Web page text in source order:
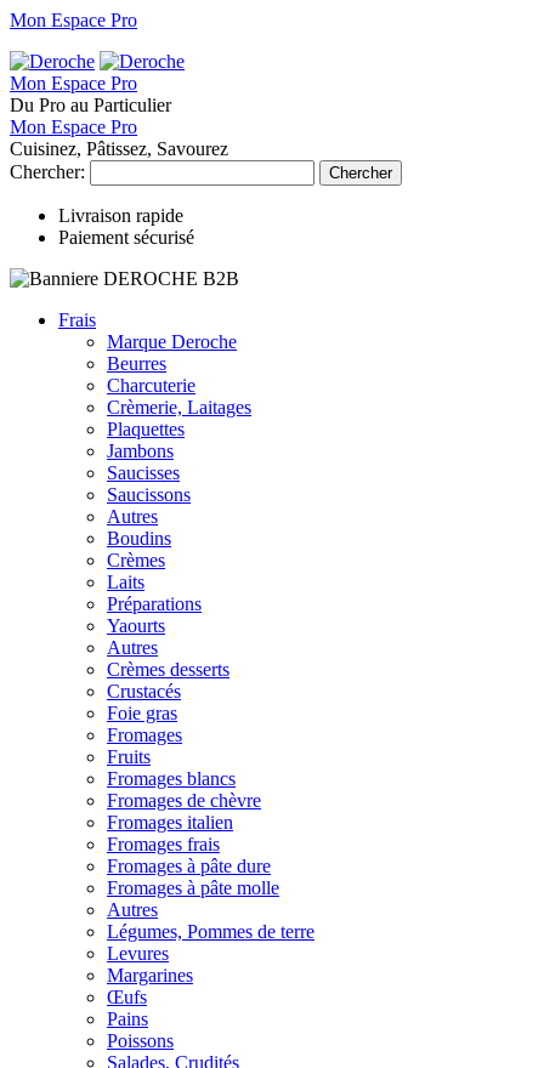
Mon Espace Pro
Mon Espace Pro
Du Pro au Particulier
Mon Espace Pro
Cuisinez, Pâtissez, Savourez
Chercher:
Chercher
Livraison rapide
Paiement sécurisé
Frais
Marque Deroche
Beurres
Charcuterie
Crèmerie, Laitages
Plaquettes
Jambons
Saucisses
Saucissons
Autres
Boudins
Crèmes
Laits
Préparations
Yaourts
Autres
Crèmes desserts
Crustacés
Foie gras
Fromages
Fruits
Fromages blancs
Fromages de chèvre
Fromages italien
Fromages frais
Fromages à pâte dure
Fromages à pâte molle
Autres
Légumes, Pommes de terre
Levures
Margarines
Œufs
Pains
Poissons
Salades, Crudités